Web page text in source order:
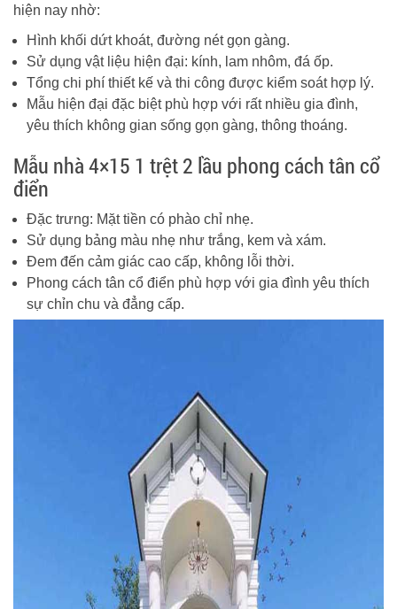
hiện nay nhờ:
Hình khối dứt khoát, đường nét gọn gàng.
Sử dụng vật liệu hiện đại: kính, lam nhôm, đá ốp.
Tổng chi phí thiết kế và thi công được kiểm soát hợp lý.
Mẫu hiện đại đặc biệt phù hợp với rất nhiều gia đình,
yêu thích không gian sống gọn gàng, thông thoáng.
Mẫu nhà 4×15 1 trệt 2 lầu phong cách tân cổ
điển
Đặc trưng: Mặt tiền có phào chỉ nhẹ.
Sử dụng bảng màu nhẹ như trắng, kem và xám.
Đem đến cảm giác cao cấp, không lỗi thời.
Phong cách tân cổ điển phù hợp với gia đình yêu thích
sự chỉn chu và đẳng cấp.